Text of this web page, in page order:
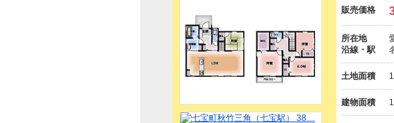
販売価格
所在地
沿線・駅
土地面積
建物面積